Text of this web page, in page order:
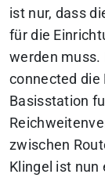
ist nur, dass
für die
werden muss.
connected die
Basisstation
zwischen
Klingel ist nun